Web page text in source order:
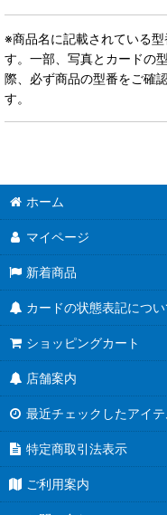
※商品名に記載されている
す。一部、写真とカードの
際、必ず商品の型番をご確
す。
ホーム
マイページ
新着商品
カードの状態表記につい
ショッピングカート
店舗案内
最近チェックしたアイテ
特定商取引法表示
ご利用案内